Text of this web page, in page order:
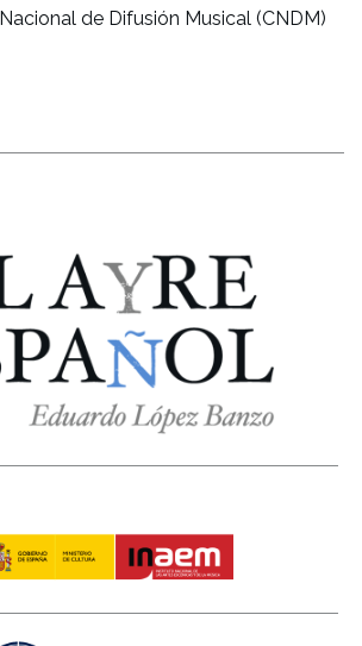
de Difusión Musical (CNDM)